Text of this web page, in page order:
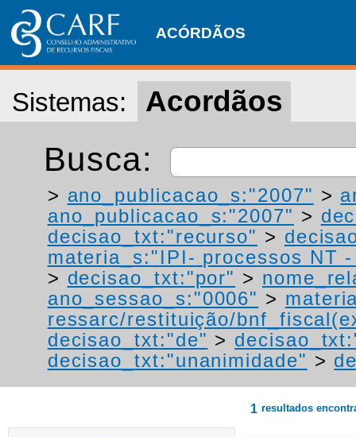
ACÓRDÃOS
Sistemas: Acordãos
Busca:
> ano_publicacao_s:"2007" >
ano_publicacao_s:"2007" >
decisao_txt:"recurso" >
materia_s:"IPI- processos NT
> decisao_txt:"por" >
ano_sessao_s:"0006" >
ressarc/restituição/
decisao_txt:"de" >
decisao_txt:"unanimidade" >
1 resultados